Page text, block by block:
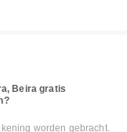
Beira gratis
worden gebracht.